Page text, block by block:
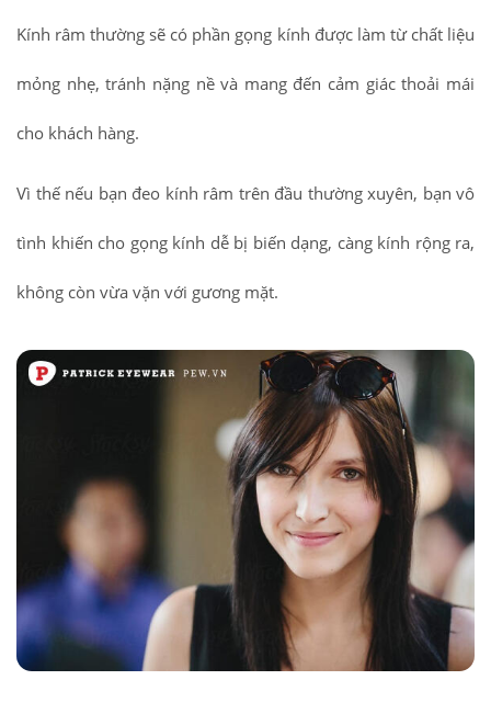
Kính râm thường sẽ có phần gọng kính được làm từ chất liệu
mỏng nhẹ, tránh nặng nề và mang đến cảm giác thoải mái
cho khách hàng.
Vì thế nếu bạn đeo kính râm trên đầu thường xuyên, bạn vô
tình khiến cho gọng kính dễ bị biến dạng, càng kính rộng ra,
không còn vừa vặn với gương mặt.